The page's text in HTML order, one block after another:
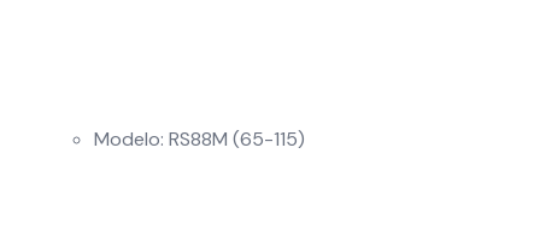
Modelo: RS88M (65-115)